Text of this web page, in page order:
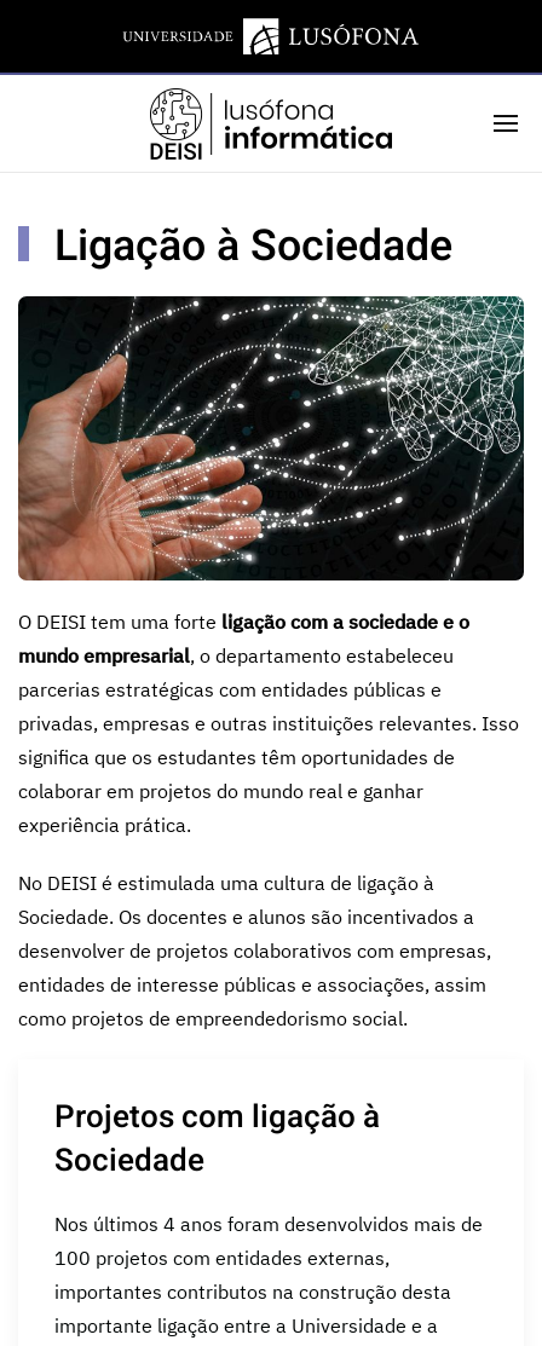
Ligação à Sociedade
O DEISI tem uma forte ligação com a sociedade e o
mundo empresarial, o departamento estabeleceu
parcerias estratégicas com entidades públicas e
privadas, empresas e outras instituições relevantes. Isso
significa que os estudantes têm oportunidades de
colaborar em projetos do mundo real e ganhar
experiência prática.
No DEISI é estimulada uma cultura de ligação à
Sociedade. Os docentes e alunos são incentivados a
desenvolver de projetos colaborativos com empresas,
entidades de interesse públicas e associações, assim
como projetos de empreendedorismo social.
Projetos com ligação à
Sociedade
Nos últimos 4 anos foram desenvolvidos mais de
100 projetos com entidades externas,
importantes contributos na construção desta
importante ligação entre a Universidade e a